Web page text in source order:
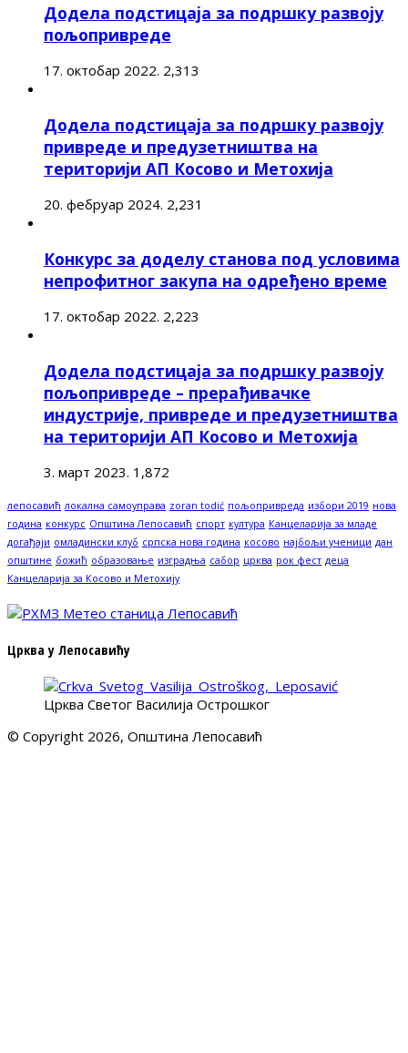
Додела подстицаја за подршку развоју
пољопривреде
17. октобар 2022. 2,313
Додела подстицаја за подршку развоју
привреде и предузетништва на
територији АП Косово и Метохија
20. фебруар 2024. 2,231
Конкурс за доделу станова под условима
непрофитног закупа на одређено време
17. октобар 2022. 2,223
Додела подстицаја за подршку развоју
пољопривреде – прерађивачке
индустрије, привреде и предузетништва
на територији АП Косово и Метохија
3. март 2023. 1,872
лепосавић локална самоуправа zoran todić пољопривреда избори 2019 нова
година конкурс Општина Лепосавић спорт култура Канцеларија за младе
догађаји омладински клуб српска нова година косово најбољи ученици дан
општине божић образовање изградња сабор црква рок фест деца
Канцеларија за Косово и Метохију
Црква у Лепосавићу
Црква Светог Василија Острошког
© Copyright 2026, Општина Лепосавић